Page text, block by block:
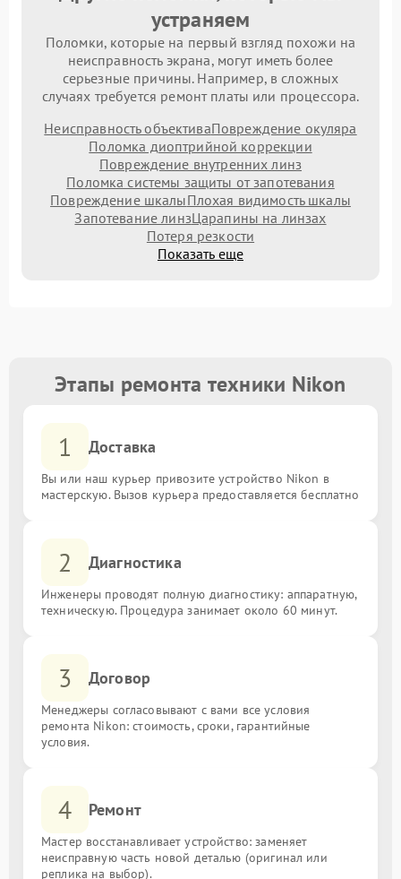
устраняем
Поломки, которые на первый взгляд похожи на
неисправность экрана, могут иметь более
серьезные причины. Например, в сложных
случаях требуется ремонт платы или процессора.
Неисправность объективаПовреждение окуляра
Поломка диоптрийной коррекции
Повреждение внутренних линз
Поломка системы защиты от запотевания
Повреждение шкалыПлохая видимость шкалы
Запотевание линзЦарапины на линзах
Потеря резкости
Показать еще
Этапы ремонта техники Nikon
1 Доставка
Вы или наш курьер привозите устройство Nikon в
мастерскую. Вызов курьера предоставляется бесплатно
2 Диагностика
Инженеры проводят полную диагностику: аппаратную,
техническую. Процедура занимает около 60 минут.
3 Договор
Менеджеры согласовывают с вами все условия
ремонта Nikon: стоимость, сроки, гарантийные
условия.
4 Ремонт
Мастер восстанавливает устройство: заменяет
неисправную часть новой деталью (оригинал или
реплика на выбор).